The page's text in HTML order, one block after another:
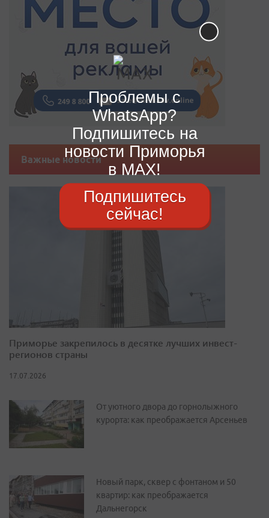
Важные новости
Приморье закрепилось в десятке лучших инвест-
регионов страны
17.07.2026
От уютного двора до горнолыжного
курорта: как преображается Арсеньев
Новый парк, сквер с фонтаном и 50
квартир: как преображается
Дальнегорск
Проблемы с
WhatsApp?
Подпишитесь на
новости Приморья
в MAX!
Подпишитесь
сейчас!